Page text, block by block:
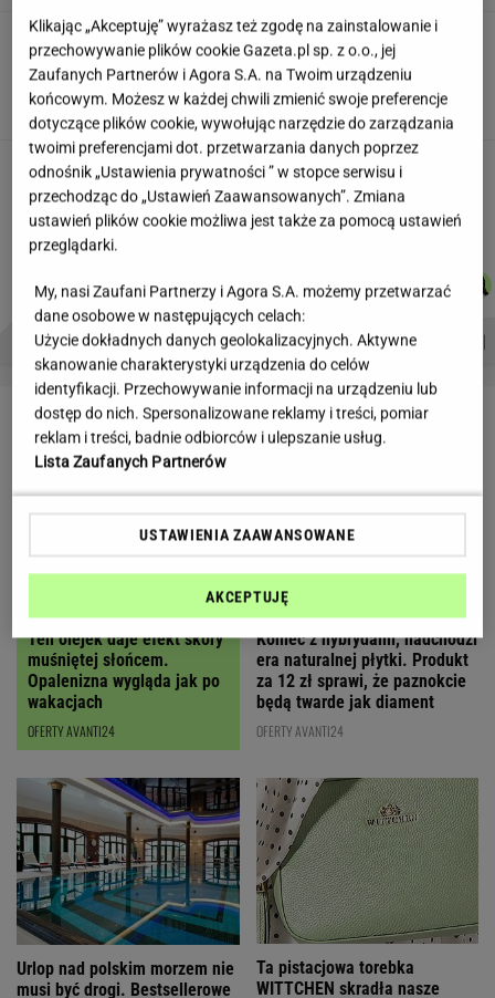
"Wymieniłam mojego byłego na
jego wujka milionera". Tak wciągają
mikrodramy
SUBSKRYPCJA
Teściowa mówi, że jest mamą jej
dziecka. "Chyba oszaleję"
KLAUDIA KIERZKOWSKA
Autorzy:
MAIKOWSKI
SENKOWSKI
KOLIBABSKI
NOWAK
PROBLEMY POLSKICH SIATKARZY ZNAK Z '30' WISŁAWA SZYMBORSKA
LETNIE OKAZJE
Ten olejek daje efekt skóry
muśniętej słońcem.
Opalenizna wygląda jak po
wakacjach
OFERTY AVANTI24
Koniec z hybrydami, nadchodzi
era naturalnej płytki. Produkt
za 12 zł sprawi, że paznokcie
będą twarde jak diament
OFERTY AVANTI24
Urlop nad polskim morzem nie
musi być drogi. Bestsellerowe
Ta pistacjowa torebka
WITTCHEN skradła nasze
Klikając „Akceptuję” wyrażasz też zgodę na zainstalowanie i
przechowywanie plików cookie Gazeta.pl sp. z o.o., jej
Zaufanych Partnerów i Agora S.A. na Twoim urządzeniu
końcowym. Możesz w każdej chwili zmienić swoje preferencje
dotyczące plików cookie, wywołując narzędzie do zarządzania
twoimi preferencjami dot. przetwarzania danych poprzez
odnośnik „Ustawienia prywatności ” w stopce serwisu i
przechodząc do „Ustawień Zaawansowanych”. Zmiana
ustawień plików cookie możliwa jest także za pomocą ustawień
przeglądarki.
My, nasi Zaufani Partnerzy i Agora S.A. możemy przetwarzać
dane osobowe w następujących celach:
Użycie dokładnych danych geolokalizacyjnych. Aktywne
skanowanie charakterystyki urządzenia do celów
identyfikacji. Przechowywanie informacji na urządzeniu lub
dostęp do nich. Spersonalizowane reklamy i treści, pomiar
reklam i treści, badnie odbiorców i ulepszanie usług.
Lista Zaufanych Partnerów
USTAWIENIA ZAAWANSOWANE
AKCEPTUJĘ